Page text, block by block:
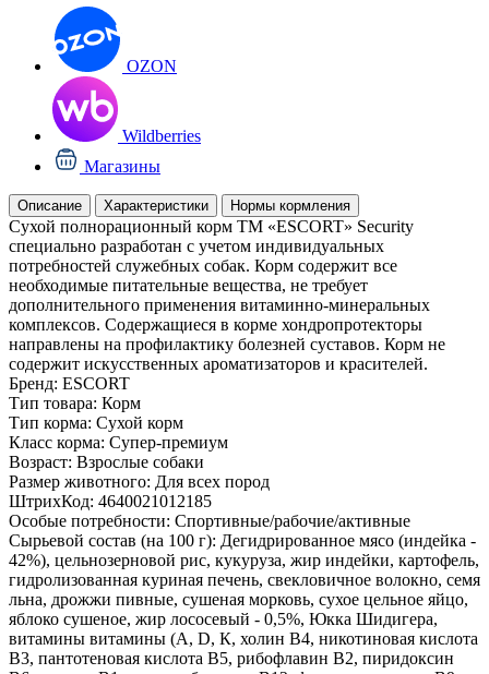
OZON
Wildberries
Магазины
Описание Характеристики Нормы кормления
Сухой полнорационный корм ТМ «ESCORT» Security
специально разработан с учетом индивидуальных
потребностей служебных собак. Корм содержит все
необходимые питательные вещества, не требует
дополнительного применения витаминно-минеральных
комплексов. Содержащиеся в корме хондропротекторы
направлены на профилактику болезней суставов. Корм не
содержит искусственных ароматизаторов и красителей.
Бренд: ESCORT
Тип товара: Корм
Тип корма: Сухой корм
Класс корма: Супер-премиум
Возраст: Взрослые собаки
Размер животного: Для всех пород
ШтрихКод: 4640021012185
Особые потребности: Спортивные/рабочие/активные
Сырьевой состав (на 100 г): Дегидрированное мясо (индейка -
42%), цельнозерновой рис, кукуруза, жир индейки, картофель,
гидролизованная куриная печень, свекловичное волокно, семя
льна, дрожжи пивные, сушеная морковь, сухое цельное яйцо,
яблоко сушеное, жир лососевый - 0,5%, Юкка Шидигера,
витамины витамины (А, D, К, холин В4, никотиновая кислота
В3, пантотеновая кислота В5, рибофлавин В2, пиридоксин